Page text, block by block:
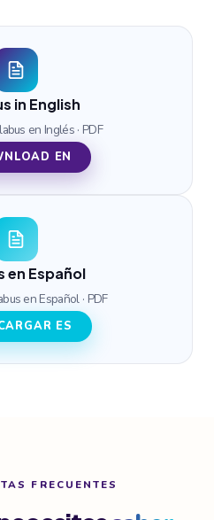
in English
en Inglés · PDF
EN
en Español
en Español · PDF
ES
FRECUENTES